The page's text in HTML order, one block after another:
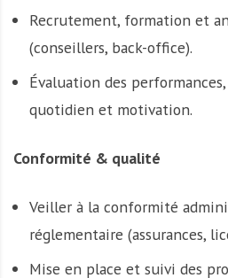
Recrutement, formation et
(conseillers, back-office).
Évaluation des
quotidien et motivation.
Conformité & qualité
Veiller à la conformité
réglementaire (assurances,
Mise en place et suivi des